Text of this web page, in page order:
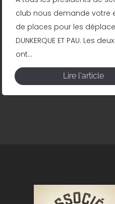
club nous demande votre
de places pour les
DUNKERQUE ET PAU. Les
ont...
Lire l'article